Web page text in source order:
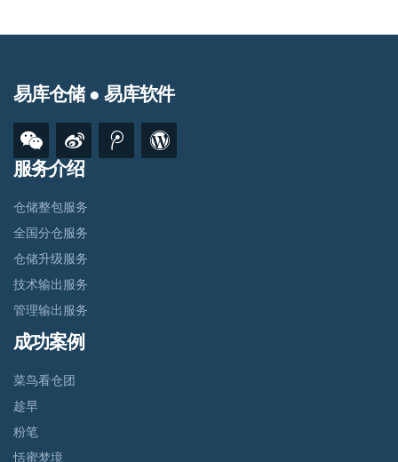
易库仓储 ● 易库软件
服务介绍
仓储整包服务
全国分仓服务
仓储升级服务
技术输出服务
管理输出服务
成功案例
菜鸟看仓团
趁早
粉笔
恬蜜梦境